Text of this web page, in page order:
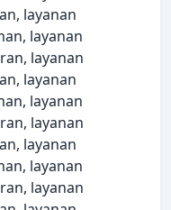
layanan
layanan
layanan
layanan
layanan
layanan
layanan
layanan
layanan